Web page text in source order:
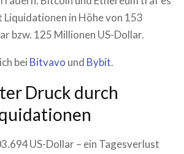
Liquidationen in Höhe von 153
bzw. 125 Millionen US-Dollar.
bei Bitvavo und Bybit.
Druck durch
US-Dollar – ein Tagesverlust